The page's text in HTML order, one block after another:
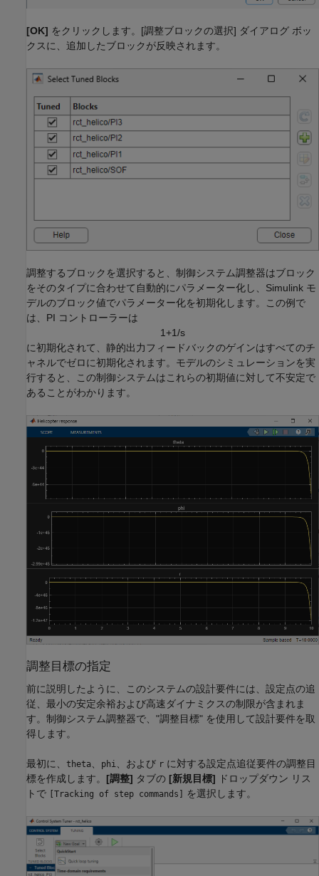
[OK] をクリックします。[調整ブロックの選択] ダイアログ ボッ
クスに、追加したブロックが反映されます。
調整するブロックを選択すると、制御システム調整器はブロック
をそのタイプに合わせて自動的にパラメーター化し、Simulink モ
デルのブロック値でパラメーター化を初期化します。この例で
は、PI コントローラーは
1+1/s
に初期化されて、静的出力フィードバックのゲインはすべてのチ
ャネルでゼロに初期化されます。モデルのシミュレーションを実
行すると、この制御システムはこれらの初期値に対して不安定で
あることがわかります。
調整目標の指定
前に説明したように、このシステムの設計要件には、設定点の追
従、最小の安定余裕および高速ダイナミクスの制限が含まれま
す。制御システム調整器で、"調整目標" を使用して設計要件を取
得します。
最初に、 theta phi 、および r に対する設定点追従要件の調整目
標を作成します。 [調整] タブの [新規目標] ドロップダウン リス
トで [Tracking of step commands] を選択します。